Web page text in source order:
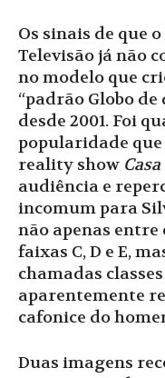
Os sinais de que
Televisão já não
no modelo que
“padrão Globo
desde 2001. Foi
popularidade
reality show
audiência e
incomum para
não apenas
faixas C, D e E,
chamadas
aparentemente
cafonice do
Duas imagens